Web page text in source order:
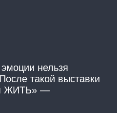
нельзя
такой выставки
ЖИТЬ» —